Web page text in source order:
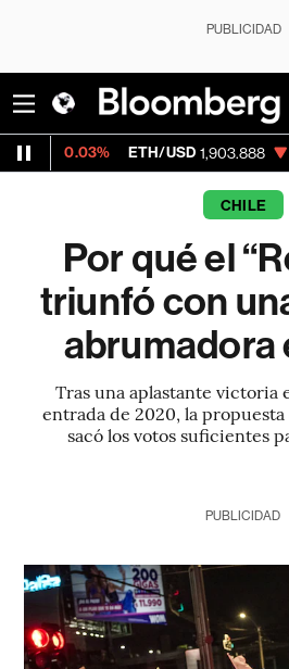
PUBLICIDAD
ETH/USD 1,903.888 -0.10% Visa
CHILE
Por qué el
triunfó con
abrumadora
Tras una aplastante victoria
entrada de 2020, la
sacó los votos suficientes
PUBLICIDAD